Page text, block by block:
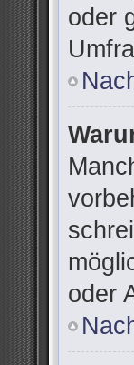
oder
oder